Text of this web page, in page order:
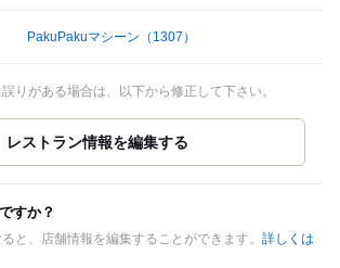
PakuPakuマシーン （1307）
りがある場合は、以下から修正して下さい。
すか？
と、店舗情報を編集することができます。 詳しくは